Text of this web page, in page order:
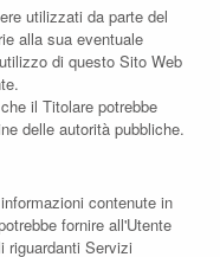
utilizzati da parte del
alla sua eventuale
di questo Sito Web
il Titolare potrebbe
delle autorità pubbliche.
contenute in
fornire all'Utente
riguardanti Servizi